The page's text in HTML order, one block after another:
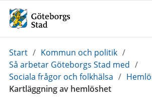
Du
är
här:
Start / Kommun och politik /
Så arbetar Göteborgs Stad med /
Sociala frågor och folkhälsa /
Kartläggning av hemlöshet